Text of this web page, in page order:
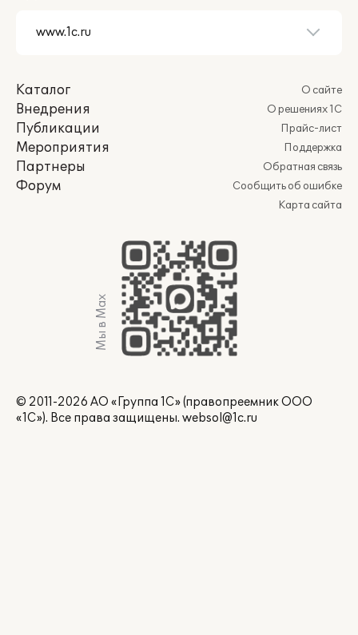
Каталог
Внедрения
Публикации
Мероприятия
Партнеры
Форум
О сайте
О решениях 1С
Прайс-лист
Поддержка
Обратная связь
Сообщить об ошибке
Карта сайта
Мы в Max
© 2011-2026 АО «Группа 1С» (правопреемник ООО
«1С»). Все права защищены. websol@1c.ru